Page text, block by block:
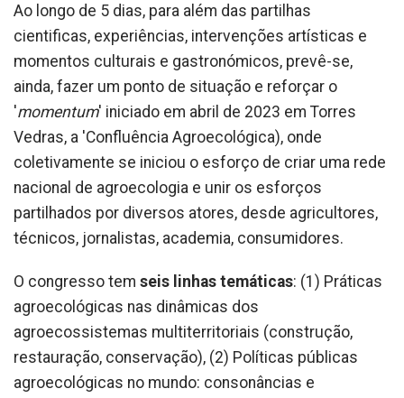
Ao longo de 5 dias, para além das partilhas
cientificas, experiências, intervenções artísticas e
momentos culturais e gastronómicos, prevê-se,
ainda, fazer um ponto de situação e reforçar o
'momentum' iniciado em abril de 2023 em Torres
Vedras, a 'Confluência Agroecológica), onde
coletivamente se iniciou o esforço de criar uma rede
nacional de agroecologia e unir os esforços
partilhados por diversos atores, desde agricultores,
técnicos, jornalistas, academia, consumidores.
O congresso tem seis linhas temáticas: (1) Práticas
agroecológicas nas dinâmicas dos
agroecossistemas multiterritoriais (construção,
restauração, conservação), (2) Políticas públicas
agroecológicas no mundo: consonâncias e